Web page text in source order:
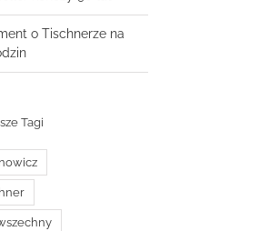
o Tischnerze na
Tagi